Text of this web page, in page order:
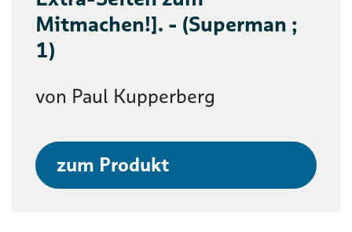
Mitmachen!]. - (Superman ;
1)
von Paul Kupperberg
zum Produkt